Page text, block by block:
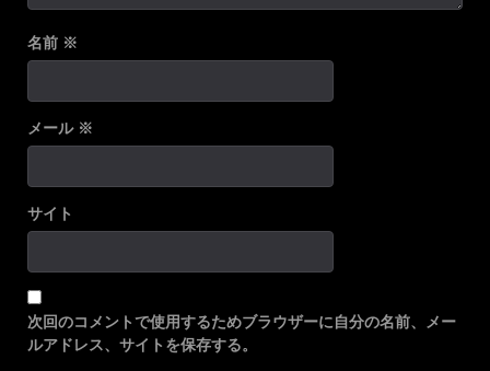
名前 ※
メール ※
サイト
次回のコメントで使用するためブラウザーに自分の名前、メー
ルアドレス、サイトを保存する。